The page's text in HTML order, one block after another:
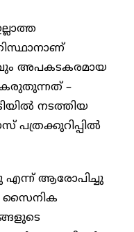
അപകടകരമായ
കരുതുന്നത് –
നടത്തിയ
പത്രക്കുറിപ്പിൽ
എന്ന് ആരോപിച്ചു
സൈനിക